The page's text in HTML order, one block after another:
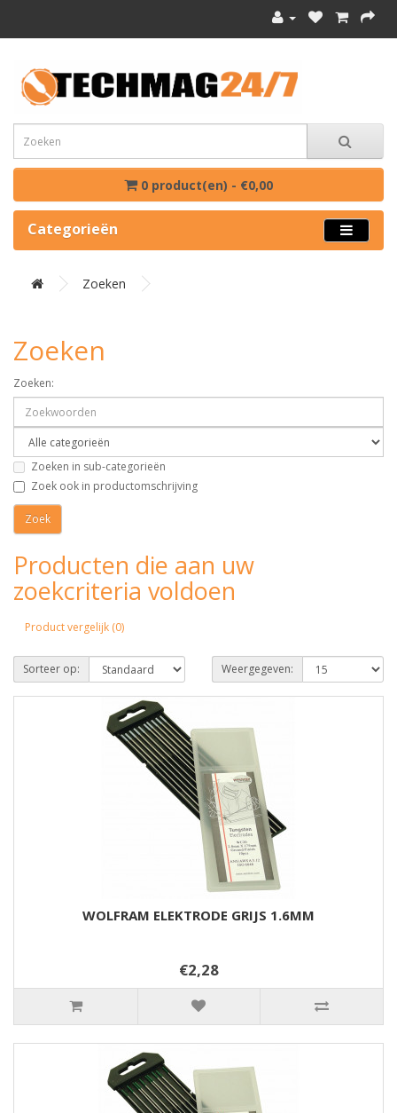
0 product(en) - €0,00
Categorieën
Zoeken
Zoeken
Zoeken:
Zoeken in sub-categorieën
Zoek ook in productomschrijving
Producten die aan uw
zoekcriteria voldoen
Product vergelijk (0)
Sorteer op: Weergegeven:
WOLFRAM ELEKTRODE GRIJS 1.6MM
€2,28